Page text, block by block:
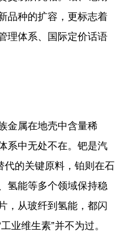
品种的扩容，更标志着
理体系、国际定价话语
金属在地壳中含量稀
系中无处不在。钯是汽
代的关键原料，铂则在石
氢能等多个领域保持稳
，从玻纤到氢能，都闪
业维生素”并不为过。